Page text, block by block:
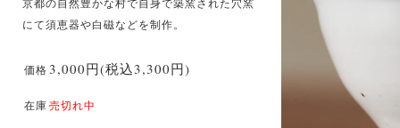
にて須恵器や白磁などを制作。
価格3,000円(税込3,300円)
在庫売切れ中